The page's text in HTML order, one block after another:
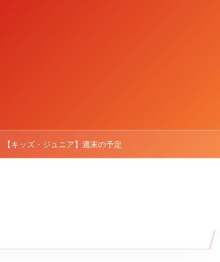
【キッズ・ジュニア】週末の予定